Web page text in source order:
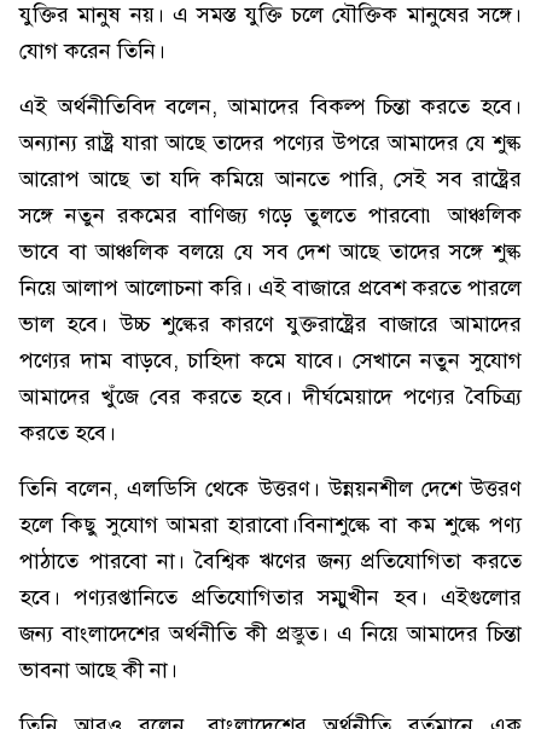
যুক্তির মানুষ নয়। এ সমস্ত যুক্তি চলে যৌক্তিক মানুষের সঙ্গে।
যোগ করেন তিনি।
এই অর্থনীতিবিদ বলেন, আমাদের বিকল্প চিন্তা করতে হবে।
অন্যান্য রাষ্ট্র যারা আছে তাদের পণ্যের উপরে আমাদের যে শুল্ক
আরোপ আছে তা যদি কমিয়ে আনতে পারি, সেই সব রাষ্ট্রের
সঙ্গে নতুন রকমের বাণিজ্য গড়ে তুলতে পারবো৷ আঞ্চলিক
ভাবে বা আঞ্চলিক বলয়ে যে সব দেশ আছে তাদের সঙ্গে শুল্ক
নিয়ে আলাপ আলোচনা করি। এই বাজারে প্রবেশ করতে পারলে
ভাল হবে। উচ্চ শুল্কের কারণে যুক্তরাষ্ট্রের বাজারে আমাদের
পণ্যের দাম বাড়বে, চাহিদা কমে যাবে। সেখানে নতুন সুযোগ
আমাদের খুঁজে বের করতে হবে। দীর্ঘমেয়াদে পণ্যের বৈচিত্র্য
করতে হবে।
তিনি বলেন, এলডিসি থেকে উত্তরণ। উন্নয়নশীল দেশে উত্তরণ
হলে কিছু সুযোগ আমরা হারাবো।বিনাশুল্কে বা কম শুল্কে পণ্য
পাঠাতে পারবো না। বৈশ্বিক ঋণের জন্য প্রতিযোগিতা করতে
হবে। পণ্যরপ্তানিতে প্রতিযোগিতার সম্মুখীন হব। এইগুলোর
জন্য বাংলাদেশের অর্থনীতি কী প্রস্তুত। এ নিয়ে আমাদের চিন্তা
ভাবনা আছে কী না।